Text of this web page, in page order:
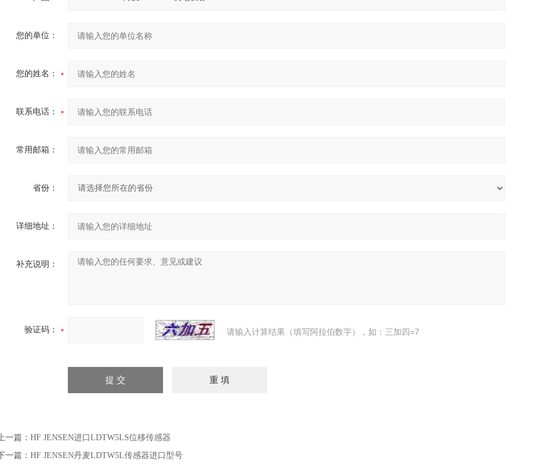
您的单位：
您的姓名：
联系电话：
常用邮箱：
省份：
详细地址：
补充说明：
验证码： 请输入计算结果（填写阿拉伯数字），如：三加四=7
一篇： HF JENSEN进口LDTW5LS位移传感器
一篇： HF JENSEN丹麦LDTW5L传感器进口型号